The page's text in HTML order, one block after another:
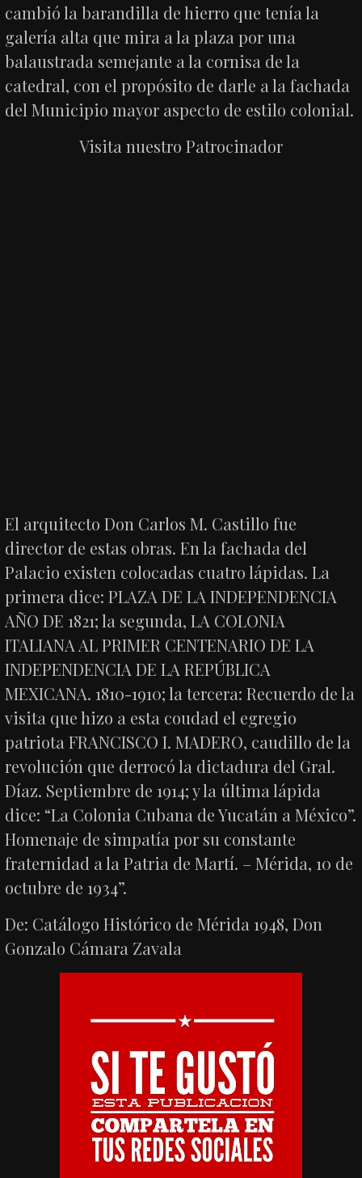
cambió la barandilla de hierro que tenía la
galería alta que mira a la plaza por una
balaustrada semejante a la cornisa de la
catedral, con el propósito de darle a la fachada
del Municipio mayor aspecto de estilo colonial.
Visita nuestro Patrocinador
El arquitecto Don Carlos M. Castillo fue
director de estas obras. En la fachada del
Palacio existen colocadas cuatro lápidas. La
primera dice: PLAZA DE LA INDEPENDENCIA
AÑO DE 1821; la segunda, LA COLONIA
ITALIANA AL PRIMER CENTENARIO DE LA
INDEPENDENCIA DE LA REPÚBLICA
MEXICANA. 1810-1910; la tercera: Recuerdo de la
visita que hizo a esta coudad el egregio
patriota FRANCISCO I. MADERO, caudillo de la
revolución que derrocó la dictadura del Gral.
Díaz. Septiembre de 1914; y la última lápida
dice: “La Colonia Cubana de Yucatán a México”.
Homenaje de simpatía por su constante
fraternidad a la Patria de Martí. – Mérida, 10 de
octubre de 1934”.
De: Catálogo Histórico de Mérida 1948, Don
Gonzalo Cámara Zavala